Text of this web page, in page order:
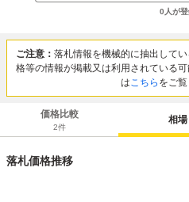
0 人が
ご注意： 落札情報を機械的に抽出して
格等の情報が掲載又は利用されている
はこちら をご覧
価格比較
2件
相場
落札価格推移